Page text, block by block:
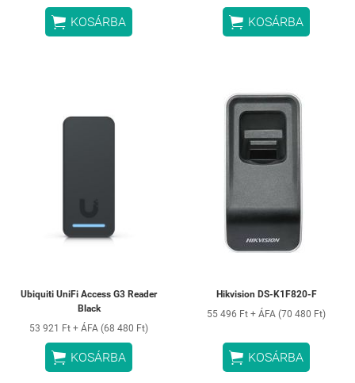
 KOSÁRBA  KOSÁRBA
Ubiquiti UniFi Access G3 Reader
Black
53 921 Ft + ÁFA (68 480 Ft)
 KOSÁRBA
Hikvision DS-K1F820-F
55 496 Ft + ÁFA (70 480 Ft)
 KOSÁRBA